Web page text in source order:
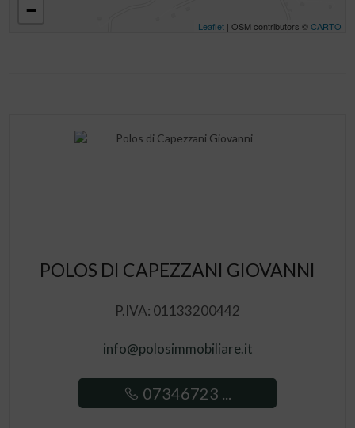
−
Leaflet| OSM contributors ©CARTO
POLOS DI CAPEZZANI GIOVANNI
P.IVA: 01133200442
info@polosimmobiliare.it
07346723 ...